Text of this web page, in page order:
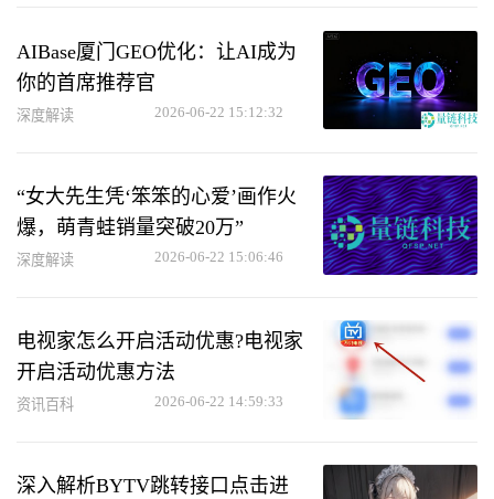
AIBase厦门GEO优化：让AI成为
你的首席推荐官
深度解读 2026-06-22 15:12:32
“女大先生凭‘笨笨的心爱’画作火
爆，萌青蛙销量突破20万”
深度解读 2026-06-22 15:06:46
电视家怎么开启活动优惠?电视家
开启活动优惠方法
资讯百科 2026-06-22 14:59:33
深入解析BYTV跳转接口点击进